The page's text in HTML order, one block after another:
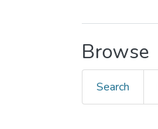
Browse
Search